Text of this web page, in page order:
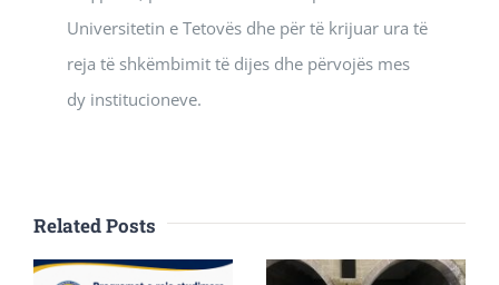
Universitetin e Tetovës dhe për të krijuar ura të
reja të shkëmbimit të dijes dhe përvojës mes
dy institucioneve.
Related Posts